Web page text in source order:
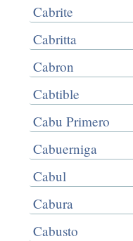
Cabrite
Cabritta
Cabron
Cabtible
Cabu Primero
Cabuerniga
Cabul
Cabura
Cabusto